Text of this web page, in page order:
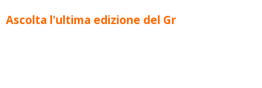
Ascolta l'ultima edizione del Gr